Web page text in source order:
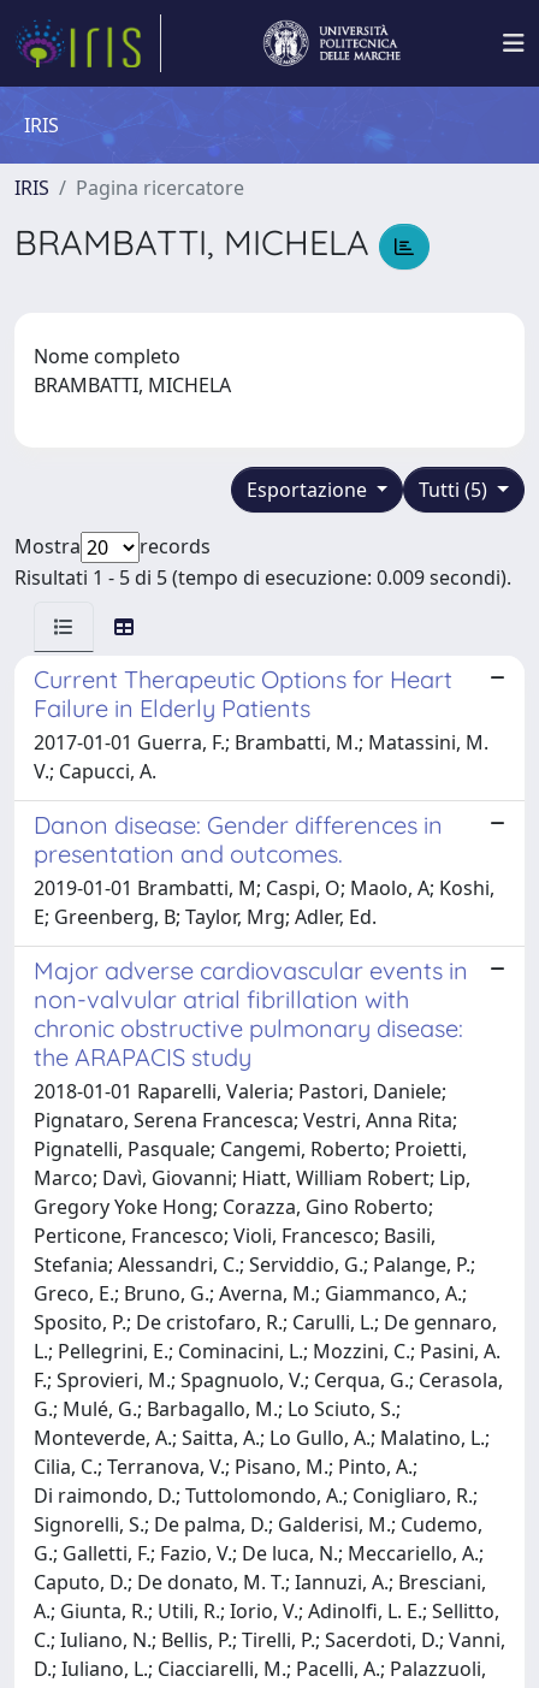
IRIS
IRIS Pagina ricercatore
BRAMBATTI, MICHELA
Nome completo
BRAMBATTI, MICHELA
Tutti (5)
Esportazione
Mostra
records
Risultati 1 - 5 di 5 (tempo di esecuzione: 0.009 secondi).
Current Therapeutic Options for Heart
Failure in Elderly Patients
2017-01-01 Guerra, F.; Brambatti, M.; Matassini, M.
V.; Capucci, A.
Danon disease: Gender differences in
presentation and outcomes.
2019-01-01 Brambatti, M; Caspi, O; Maolo, A; Koshi,
E; Greenberg, B; Taylor, Mrg; Adler, Ed.
Major adverse cardiovascular events in
non-valvular atrial fibrillation with
chronic obstructive pulmonary disease:
the ARAPACIS study
2018-01-01 Raparelli, Valeria; Pastori, Daniele;
Pignataro, Serena Francesca; Vestri, Anna Rita;
Pignatelli, Pasquale; Cangemi, Roberto; Proietti,
Marco; Davì, Giovanni; Hiatt, William Robert; Lip,
Gregory Yoke Hong; Corazza, Gino Roberto;
Perticone, Francesco; Violi, Francesco; Basili,
Stefania; Alessandri, C.; Serviddio, G.; Palange, P.;
Greco, E.; Bruno, G.; Averna, M.; Giammanco, A.;
Sposito, P.; De cristofaro, R.; Carulli, L.; De gennaro,
L.; Pellegrini, E.; Cominacini, L.; Mozzini, C.; Pasini, A.
F.; Sprovieri, M.; Spagnuolo, V.; Cerqua, G.; Cerasola,
G.; Mulé, G.; Barbagallo, M.; Lo Sciuto, S.;
Monteverde, A.; Saitta, A.; Lo Gullo, A.; Malatino, L.;
Cilia, C.; Terranova, V.; Pisano, M.; Pinto, A.;
Di raimondo, D.; Tuttolomondo, A.; Conigliaro, R.;
Signorelli, S.; De palma, D.; Galderisi, M.; Cudemo,
G.; Galletti, F.; Fazio, V.; De luca, N.; Meccariello, A.;
Caputo, D.; De donato, M. T.; Iannuzi, A.; Bresciani,
A.; Giunta, R.; Utili, R.; Iorio, V.; Adinolfi, L. E.; Sellitto,
C.; Iuliano, N.; Bellis, P.; Tirelli, P.; Sacerdoti, D.; Vanni,
D.; Iuliano, L.; Ciacciarelli, M.; Pacelli, A.; Palazzuoli,